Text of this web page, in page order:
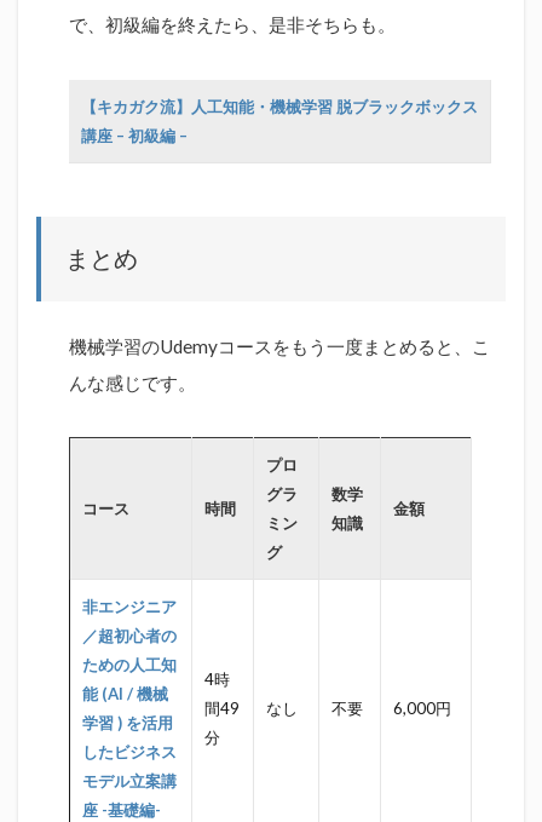
で、初級編を終えたら、是非そちらも。
【キカガク流】人工知能・機械学習 脱ブラックボックス
講座 – 初級編 –
まとめ
機械学習のUdemyコースをもう一度まとめると、こ
んな感じです。
コース 時間
プロ
グラ
ミン
グ
数学
知識
金額
非エンジニア
／超初心者の
ための人工知
能 (AI / 機械
学習 ) を活用
したビジネス
モデル立案講
座 -基礎編-
4時
間49
分
なし 不要 6,000円